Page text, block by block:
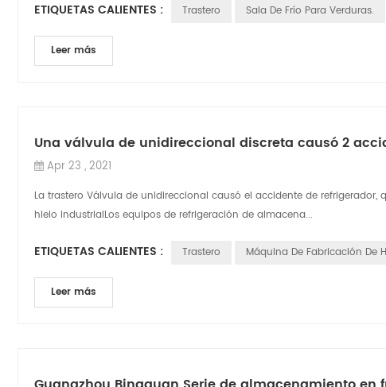
ETIQUETAS CALIENTES : Trastero Sala De Frío Para Verduras.
Leer más
Una válvula de unidireccional discreta causó 2
Apr 23 , 2021
La trastero Válvula de unidireccional causó el accidente de
hielo industrialLos equipos de refrigeración de almacena...
ETIQUETAS CALIENTES : Trastero Máquina De Fabricación De
Leer más